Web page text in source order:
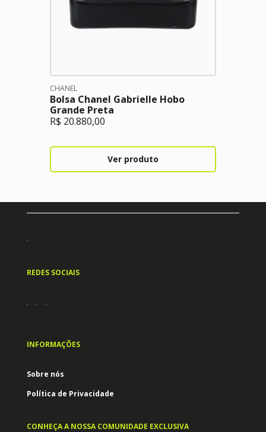
CHANEL
Bolsa Chanel Gabrielle Hobo
Grande Preta
R$ 20.880,00
Ver produto
REDES SOCIAIS
INFORMAÇÕES
Sobre nós
Política de Privacidade
CONHEÇA A NOSSA COMUNIDADE EXCLUSIVA